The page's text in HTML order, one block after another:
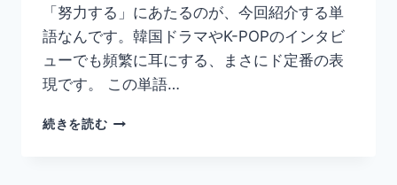
例
文・
丁
寧
語
と
「努力する」にあたるのが、今回紹介する単
語なんです。韓国ドラマやK-POPのインタビ
ューでも頻繁に耳にする、まさにド定番の表
現です。 この単語…
続きを読む韓